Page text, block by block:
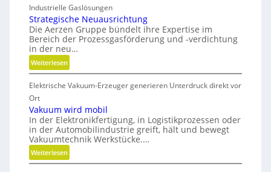
h
u
n
g
r
i
g
i
t
a
r
t
u
r
i
n
g
e
Industrielle Gaslösungen
Strategische Neuausrichtung
Die Aerzen Gruppe bündelt ihre Expertise im
Bereich der Prozessgasförderung und -verdichtung
in der neu…
Weiterlesen:
S
t
a
t
e
g
i
s
Elektrische Vakuum-Erzeuger generieren Unterdruck direkt vor
Ort
Vakuum wird mobil
In der Elektronikfertigung, in Logistikprozessen oder
in der Automobilindustrie greift, hält und bewegt
Vakuumtechnik Werkstücke.…
Weiterlesen:
V